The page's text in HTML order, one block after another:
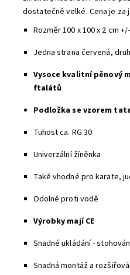
dostatečně velké. Cena je za
Rozměr 100 x 100 x 2 cm
Jedna strana červená,
Vysoce kvalitní pěnový
ftalátů
Podložka se vzorem
Tuhost ca. RG 30
Univerzální žíněnka
Také vhodné pro karate,
Odolné proti vodě
Výrobky mají CE
Snadné ukládání -
Snadná montáž a